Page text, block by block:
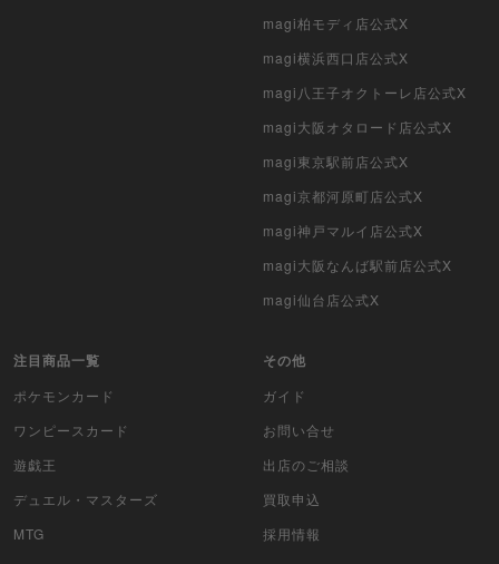
magi柏モディ店公式X
magi横浜西口店公式X
magi八王子オクトーレ店公式X
magi大阪オタロード店公式X
magi東京駅前店公式X
magi京都河原町店公式X
magi神戸マルイ店公式X
magi大阪なんば駅前店公式X
magi仙台店公式X
注目商品一覧
ポケモンカード
ワンピースカード
遊戯王
デュエル・マスターズ
MTG
その他
ガイド
お問い合せ
出店のご相談
買取申込
採用情報